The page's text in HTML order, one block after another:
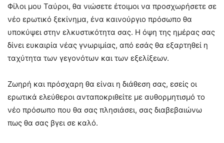
Φίλοι μου Ταύροι, θα νιώσετε έτοιμοι να προσχωρήσετε σε
νέο ερωτικό ξεκίνημα, ένα καινούργιο πρόσωπο θα
υποκύψει στην ελκυστικότητα σας. Η όψη της ημέρας σας
δίνει ευκαιρία νέας γνωριμίας, από εσάς θα εξαρτηθεί η
ταχύτητα των γεγονότων και των εξελίξεων.
Ζωηρή και πρόσχαρη θα είναι η διάθεση σας, εσείς οι
ερωτικά ελεύθεροι ανταποκριθείτε με αυθορμητισμό το
νέο πρόσωπο που θα σας πλησιάσει, σας διαβεβαιώνω
πως θα σας βγει σε καλό.